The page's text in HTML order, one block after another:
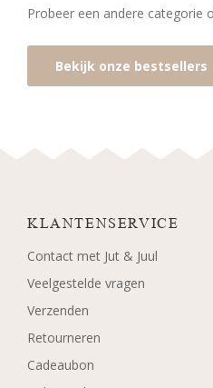
Probeer een andere categorie
Bekijk onze bestsellers
KLANTENSERVICE
Contact met Jut & Juul
Veelgestelde vragen
Verzenden
Retourneren
Cadeaubon